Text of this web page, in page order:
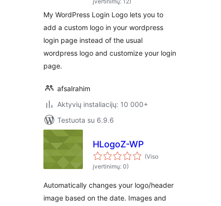
My WordPress Login Logo lets you to
add a custom logo in your wordpress
login page instead of the usual
wordpress logo and customize your login
page.
afsalrahim
Aktyvių instaliacijų: 10 000+
Testuota su 6.9.6
HLogoZ-WP
(Viso
įvertinimų: 0)
Automatically changes your logo/header
image based on the date. Images and